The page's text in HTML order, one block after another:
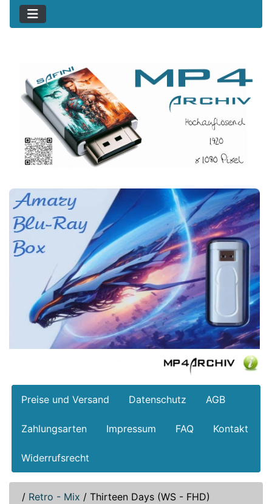
Preise und Versand Datenschutz AGB
Zahlungsarten Impressum FAQ Kontakt
Widerrufsrecht
/ Retro - Mix / Thirteen Days (WS - FHD)